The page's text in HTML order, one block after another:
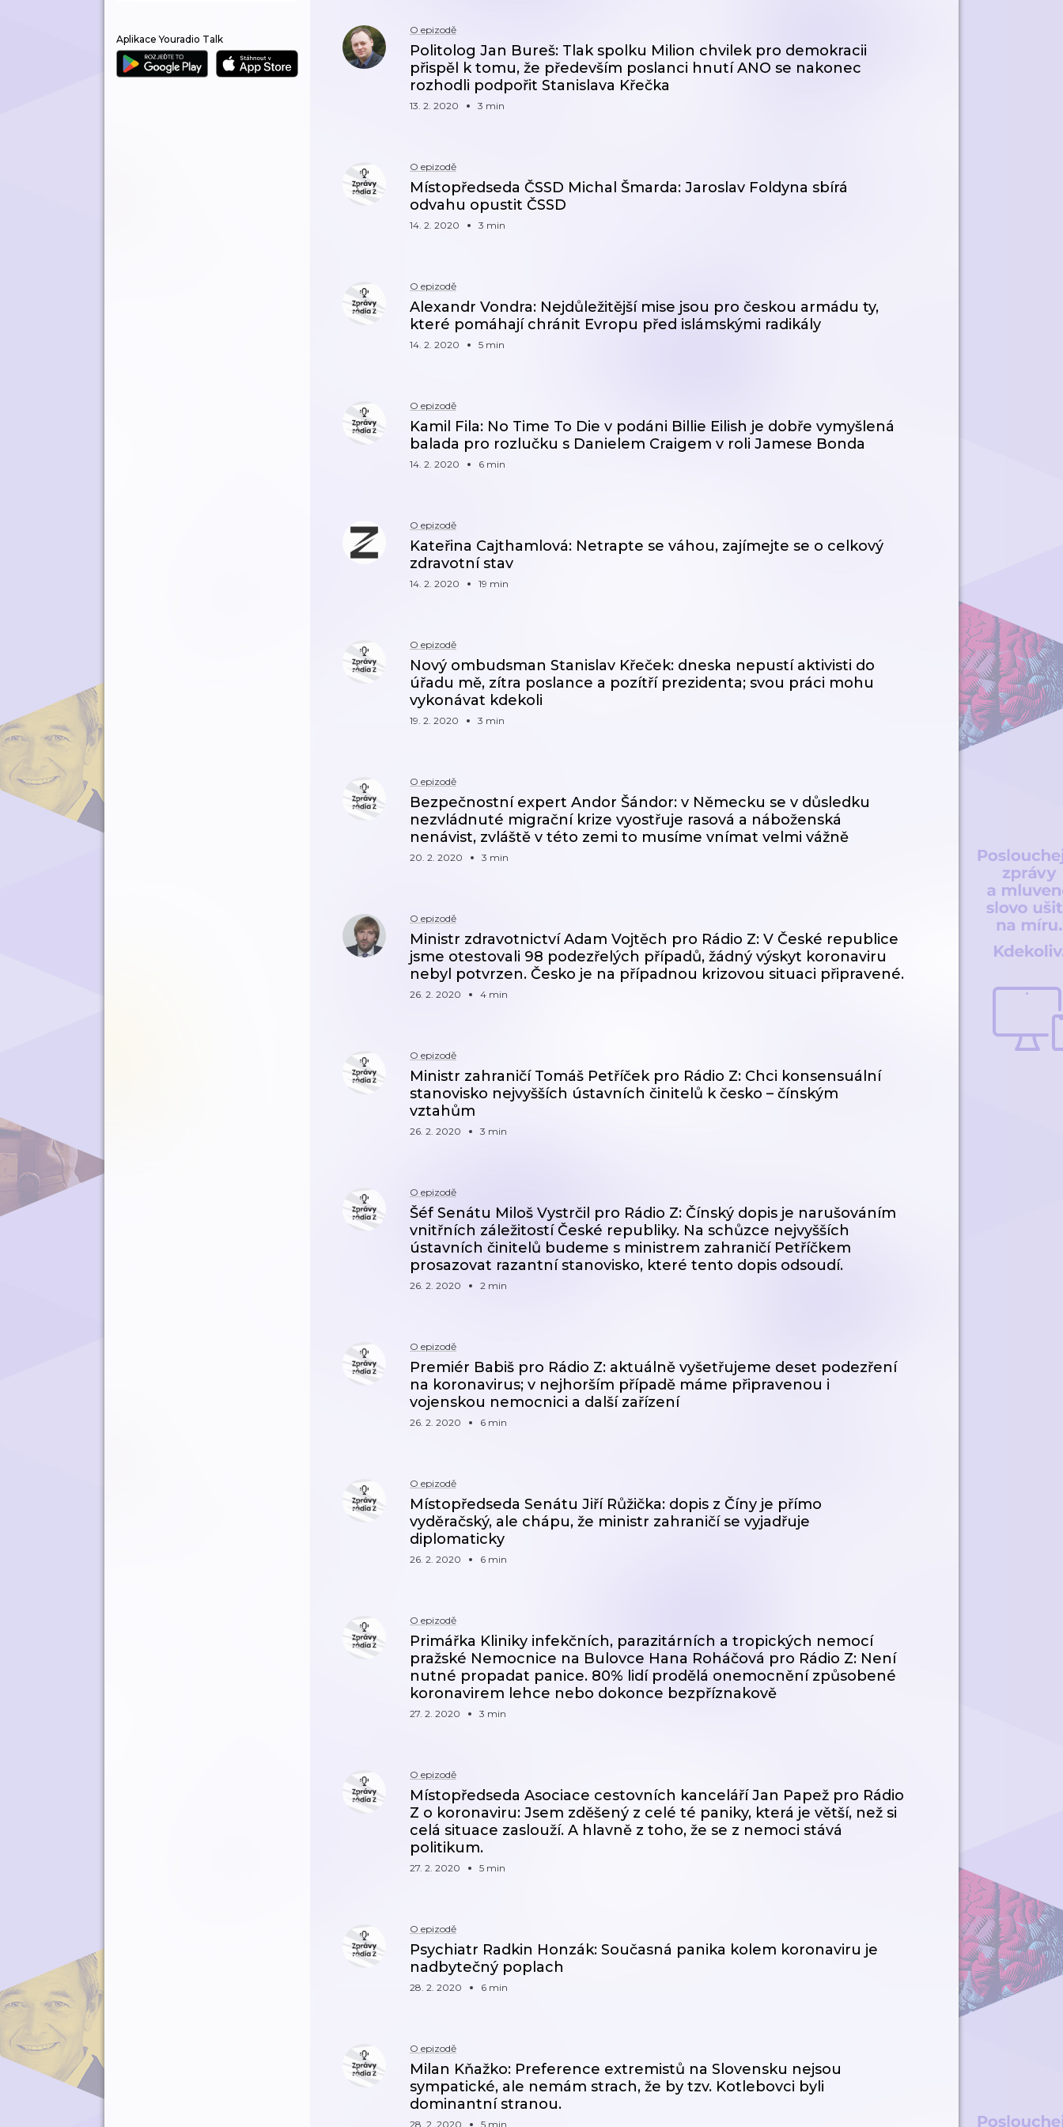
Aplikace Youradio Talk
O epizodě
Politolog Jan Bureš: Tlak spolku Milion chvilek pro demokracii
přispěl k tomu, že především poslanci hnutí ANO se nakonec
rozhodli podpořit Stanislava Křečka
13. 2. 2020 3 min
O epizodě
Místopředseda ČSSD Michal Šmarda: Jaroslav Foldyna sbírá
odvahu opustit ČSSD
14. 2. 2020 3 min
O epizodě
Alexandr Vondra: Nejdůležitější mise jsou pro českou armádu ty,
které pomáhají chránit Evropu před islámskými radikály
14. 2. 2020 5 min
O epizodě
Kamil Fila: No Time To Die v podáni Billie Eilish je dobře vymyšlená
balada pro rozlučku s Danielem Craigem v roli Jamese Bonda
14. 2. 2020 6 min
O epizodě
Kateřina Cajthamlová: Netrapte se váhou, zajímejte se o celkový
zdravotní stav
14. 2. 2020 19 min
O epizodě
Nový ombudsman Stanislav Křeček: dneska nepustí aktivisti do
úřadu mě, zítra poslance a pozítří prezidenta; svou práci mohu
vykonávat kdekoli
19. 2. 2020 3 min
O epizodě
Bezpečnostní expert Andor Šándor: v Německu se v důsledku
nezvládnuté migrační krize vyostřuje rasová a náboženská
nenávist, zvláště v této zemi to musíme vnímat velmi vážně
20. 2. 2020 3 min
O epizodě
Ministr zdravotnictví Adam Vojtěch pro Rádio Z: V České republice
jsme otestovali 98 podezřelých případů, žádný výskyt koronaviru
nebyl potvrzen. Česko je na případnou krizovou situaci připravené.
26. 2. 2020 4 min
O epizodě
Ministr zahraničí Tomáš Petříček pro Rádio Z: Chci konsensuální
stanovisko nejvyšších ústavních činitelů k česko – čínským
vztahům
26. 2. 2020 3 min
O epizodě
Šéf Senátu Miloš Vystrčil pro Rádio Z: Čínský dopis je narušováním
vnitřních záležitostí České republiky. Na schůzce nejvyšších
ústavních činitelů budeme s ministrem zahraničí Petříčkem
prosazovat razantní stanovisko, které tento dopis odsoudí.
26. 2. 2020 2 min
O epizodě
Premiér Babiš pro Rádio Z: aktuálně vyšetřujeme deset podezření
na koronavirus; v nejhorším případě máme připravenou i
vojenskou nemocnici a další zařízení
26. 2. 2020 6 min
O epizodě
Místopředseda Senátu Jiří Růžička: dopis z Číny je přímo
vyděračský, ale chápu, že ministr zahraničí se vyjadřuje
diplomaticky
26. 2. 2020 6 min
O epizodě
Primářka Kliniky infekčních, parazitárních a tropických nemocí
pražské Nemocnice na Bulovce Hana Roháčová pro Rádio Z: Není
nutné propadat panice. 80% lidí prodělá onemocnění způsobené
koronavirem lehce nebo dokonce bezpříznakově
27. 2. 2020 3 min
O epizodě
Místopředseda Asociace cestovních kanceláří Jan Papež pro Rádio
Z o koronaviru: Jsem zděšený z celé té paniky, která je větší, než si
celá situace zaslouží. A hlavně z toho, že se z nemoci stává
politikum.
27. 2. 2020 5 min
O epizodě
Psychiatr Radkin Honzák: Současná panika kolem koronaviru je
nadbytečný poplach
28. 2. 2020 6 min
O epizodě
Milan Kňažko: Preference extremistů na Slovensku nejsou
sympatické, ale nemám strach, že by tzv. Kotlebovci byli
dominantní stranou.
28. 2. 2020 5 min